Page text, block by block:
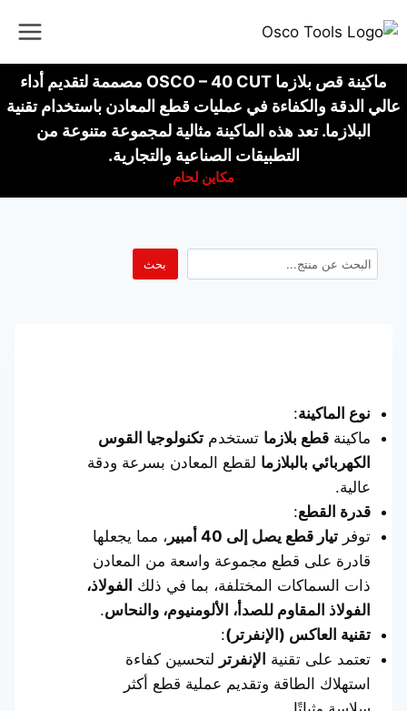
ماكينة قص بلازما OSCO – 40 CUT مصممة لتقديم أداء
عالي الدقة والكفاءة في عمليات قطع المعادن باستخدام تقنية
البلازما. تعد هذه الماكينة مثالية لمجموعة متنوعة من
التطبيقات الصناعية والتجارية.
مكاين لحام
نوع الماكينة:
ماكينة قطع بلازما تستخدم تكنولوجيا القوس
الكهربائي بالبلازما لقطع المعادن بسرعة ودقة
عالية.
قدرة القطع:
توفر تيار قطع يصل إلى 40 أمبير
، مما يجعلها
قادرة على قطع مجموعة واسعة من المعادن
ذات السماكات المختلفة، بما في ذلك الفولاذ،
الفولاذ المقاوم للصدأ، الألومنيوم، والنحاس.
تقنية العاكس (الإنفرتر):
تعتمد على تقنية الإنفرتر لتحسين كفاءة
استهلاك الطاقة وتقديم عملية قطع أكثر
بحث